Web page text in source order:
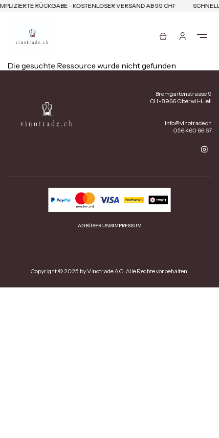
RÜCKGABE - KOSTENLOSER VERSAND AB 99 CHF
Die gesuchte Ressource wurde nicht gefunden
Bremgartenstrasse 9
CH-8966 Oberwil-Lieli
info@vinotrade.ch
056 460 66 67
AGBÜBER UNSIMPRESSUM
Copyright © 2025 by Vinotrade AG. Alle Rechte vorbehalten.